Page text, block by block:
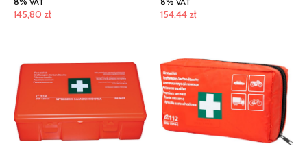
145,80 zł 154,44 zł